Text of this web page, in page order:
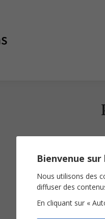
Bienvenue
Nous utilisons des
diffuser des
En cliquant sur «